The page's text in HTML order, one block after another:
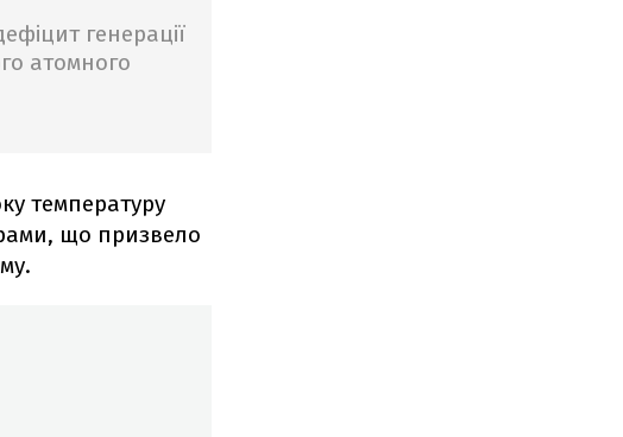
генерації
атомного
температуру
що призвело